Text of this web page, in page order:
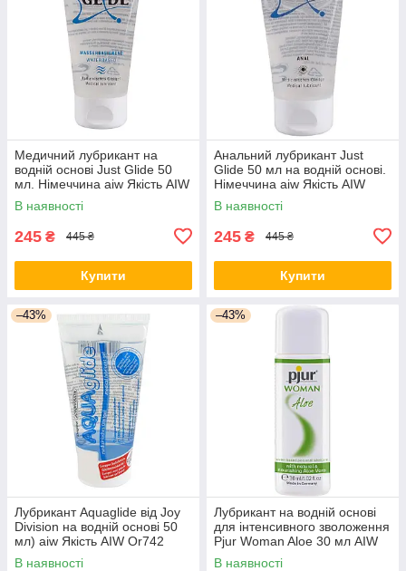
Медичний лубрикант на
водній основі Just Glide 50
мл. Німеччина aiw Якість AIW
Or179
В наявності
245 ₴ 445 ₴
Купити
Анальний лубрикант Just
Glide 50 мл на водній основі.
Німеччина aiw Якість AIW
Or181
В наявності
245 ₴ 445 ₴
Купити
–43%
Лубрикант Aquaglide від Joy
Division на водній основі 50
мл) aiw Якість AIW Or742
В наявності
–43%
Лубрикант на водній основі
для інтенсивного зволоження
Pjur Woman Aloe 30 мл AIW
Or1447
В наявності